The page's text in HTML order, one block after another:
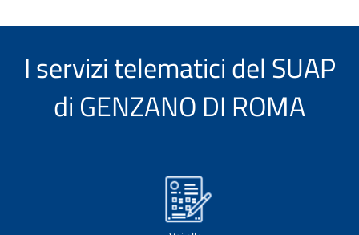
I servizi telematici del SUAP
di GENZANO DI ROMA